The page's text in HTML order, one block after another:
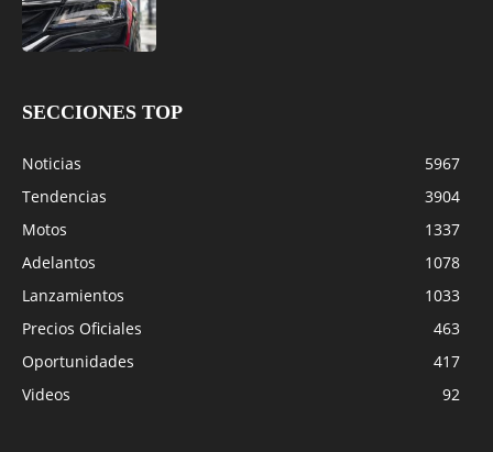
SECCIONES TOP
Noticias
5967
Tendencias
3904
Motos
1337
Adelantos
1078
Lanzamientos
1033
Precios Oficiales
463
Oportunidades
417
Videos
92